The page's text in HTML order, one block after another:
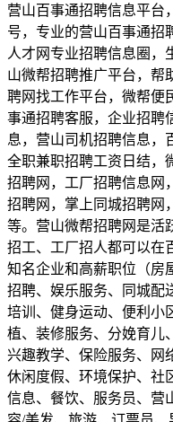
营山百事通招聘信息平台
号，专业的营山百事通招
人才网专业招聘信息圈，
山微帮招聘推广平台，帮
聘网找工作平台，微帮便
事通招聘客服，企业招聘
息，营山司机招聘信息，
全职兼职招聘工资日结，
招聘网，工厂招聘信息网
招聘网，掌上同城招聘网
等。营山微帮招聘网是活
招工、工厂招人都可以在
知名企业和高薪职位（房
招聘、娱乐服务、同城配
培训、健身运动、便利小
植、装修服务、分娩育儿
兴趣教学、保险服务、网
休闲度假、环境保护、社
信息、餐饮、服务员、营